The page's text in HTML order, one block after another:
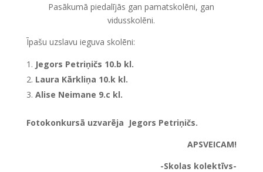
Pasākumā piedalījās gan pamatskolēni, gan
vidusskolēni.
Īpašu uzslavu ieguva skolēni:
Jegors Petriņičs 10.b kl.
Laura Kārkliņa 10.k kl.
Alise Neimane 9.c kl.
Fotokonkursā uzvarēja Jegors Petriņičs.
APSVEICAM!
-Skolas kolektīvs-